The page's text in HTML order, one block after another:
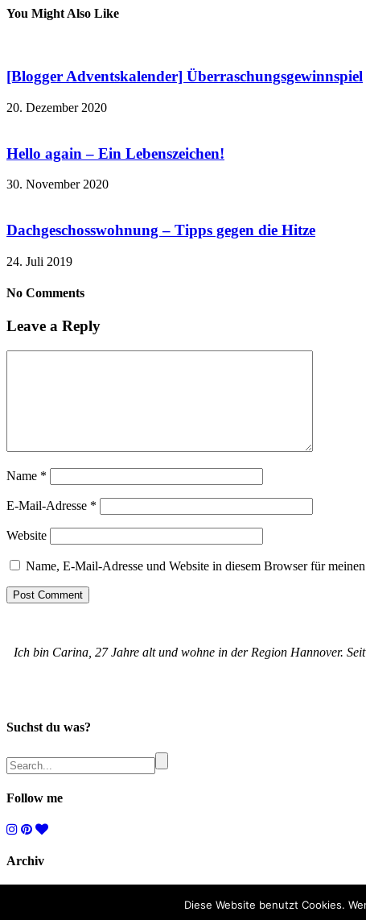
You Might Also Like
[Blogger Adventskalender] Überraschungsgewinnspiel
20. Dezember 2020
Hello again – Ein Lebenszeichen!
30. November 2020
Dachgeschosswohnung – Tipps gegen die Hitze
24. Juli 2019
No Comments
Leave a Reply
Name *
E-Mail-Adresse *
Website
Name, E-Mail-Adresse und Website in diesem Browser für
Ich bin Carina, 27 Jahre alt und wohne in der Region Hannover.
Suchst du was?
Follow me
Archiv
Diese Website benutzt Cookies.